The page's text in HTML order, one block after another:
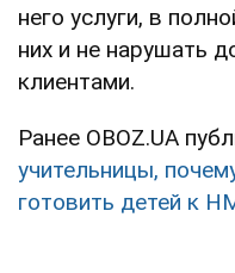
него услуги, в
них и не нарушать
клиентами.
Ранее OBOZ.UA
учительницы,
готовить детей к